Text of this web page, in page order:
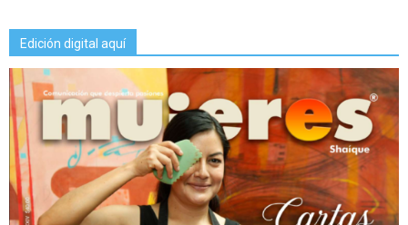
Edición digital aquí